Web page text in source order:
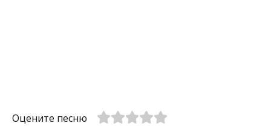
Оцените песню